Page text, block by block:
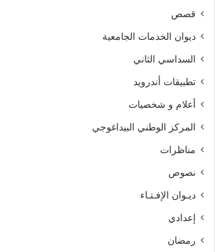
قصص
ديوان الخدمات الجامعية
السداسي الثاني
تطبيقات أندرويد
أعلام و شخصيات
المركز الوطني البيداغوجي
مناظرات
نصوص
ديـوان الإفـتـاء
إعدادي
رمضان